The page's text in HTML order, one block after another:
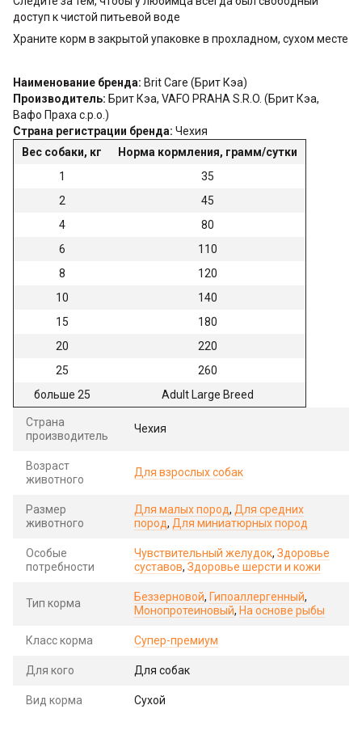
доступ к чистой питьевой воде
Храните корм в закрытой упаковке в прохладном, сухом месте
Наименование бренда: Brit Care (Брит Кэа)
Производитель: Брит Кэа, VAFO PRAHA S.R.O. (Брит Кэа,
Вафо Праха с.р.о.)
Страна регистрации бренда: Чехия
Вес собаки, кг
Норма кормления, грамм/сутки
1
35
2
45
4
80
6
110
8
120
10
140
15
180
20
220
25
260
больше 25
Adult Large Breed
Страна
производитель
Чехия
Возраст
животного
Для взрослых собак
Размер
животного
Для малых пород, Для средних
пород, Для миниатюрных пород
Особые
потребности
Чувствительный желудок, Здоровье
суставов, Здоровье шерсти и кожи
Тип корма Беззерновой, Гипоаллергенный,
Монопротеиновый, На основе рыбы
Класс корма Супер-премиум
Для кого Для собак
Вид корма Сухой